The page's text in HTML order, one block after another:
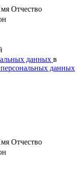
Отчество
данных в
данных
Отчество